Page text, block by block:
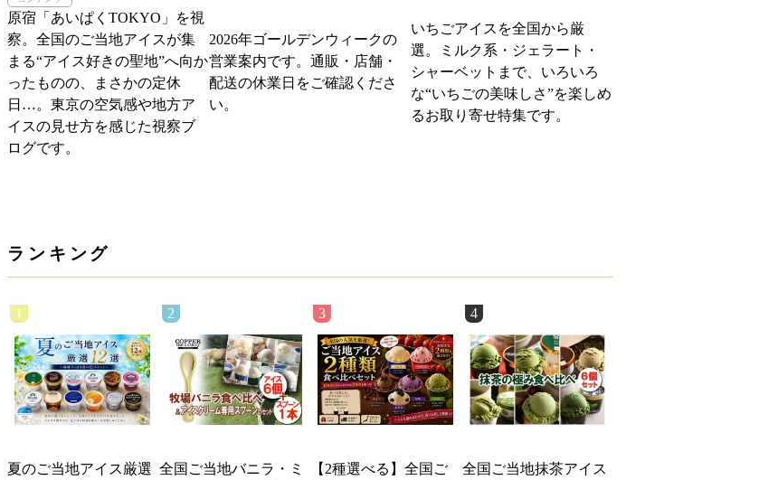
原宿「あいぱくTOKYO」を視
察。全国のご当地アイスが集
まる“アイス好きの聖地”へ向か
ったものの、まさかの定休
日…。東京の空気感や地方ア
イスの見せ方を感じた視察ブ
ログです。
2026年ゴールデンウィークの
営業案内です。通販・店舗・
配送の休業日をご確認くださ
い。
いちごアイスを全国から厳
選。ミルク系・ジェラート・
シャーベットまで、いろいろ
な“いちごの美味しさ”を楽しめ
るお取り寄せ特集です。
ランキング
夏のご当地アイス厳選
1
全国ご当地バニラ・ミ
2
【2種選べる】全国ご
3
全国ご当地抹茶アイス
4